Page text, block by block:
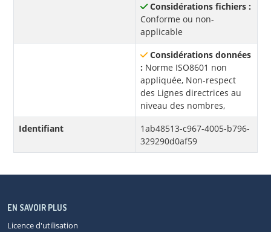
Considérations fichiers :
Conforme ou non-
applicable
Considérations données
: Norme ISO8601 non
appliquée, Non-respect
des Lignes directrices au
niveau des nombres,
Identifiant
1ab48513-c967-4005-b796-
329290d0af59
EN SAVOIR PLUS
Licence d'utilisation